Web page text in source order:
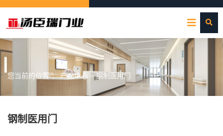
您当前的位置 ：产品中心 >钢制医用门
钢制医用门